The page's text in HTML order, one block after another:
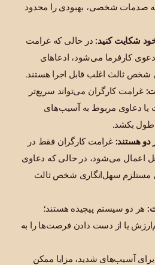
صدمات شخصی، بهبودی را محدود
شکایت کنید:در حالی که غرامت
کارفرما می‌شود، ادعاهای
ثالث اغلب قابل اجرا هستند.
غرامت کارگران می‌تواند سریع‌تر
یا دعاوی مربوط به آسیب‌های
بکشد.
دو هستند: غرامت کارگران فقط در
اعمال می‌شود، در حالی که دعاوی
سهل‌انگاری شخص ثالث
هر دو سیستم پیچیده هستند؛
یا از دست دادن فرصت‌ها را به
آسیب‌های شدید، مزایا ممکن